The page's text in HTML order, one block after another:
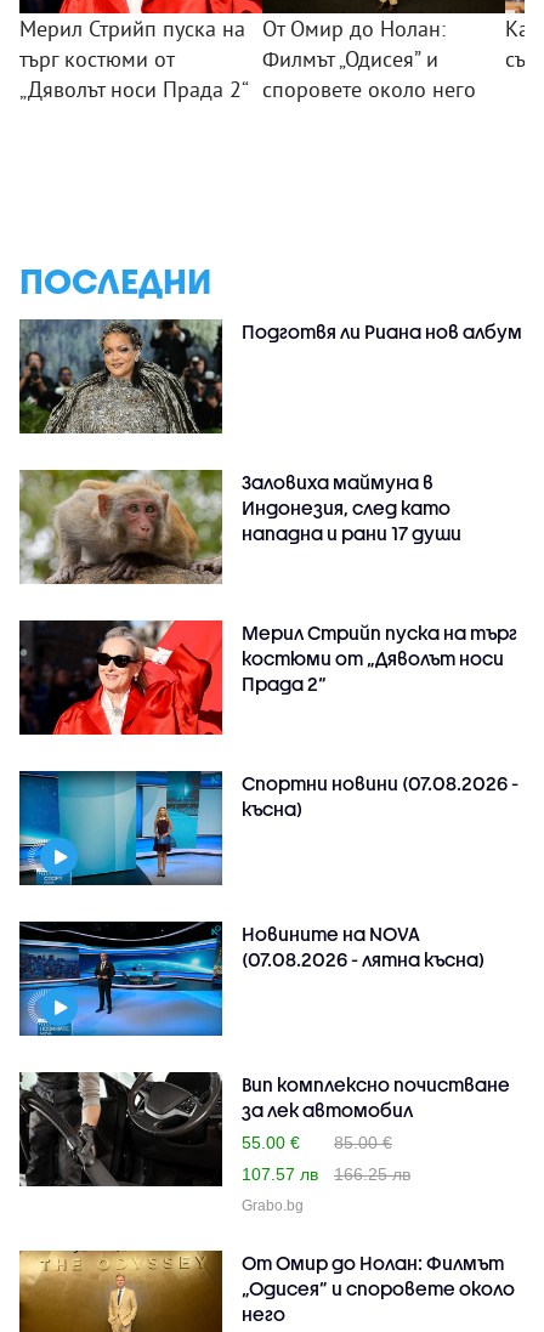
Мерил Стрийп пуска на
търг костюми от
„Дяволът носи Прада 2“
От Омир до Нолан:
Филмът „Одисея” и
споровете около него
ПОСЛЕДНИ
Подготвя ли Риана нов албум
Заловиха маймуна в
Индонезия, след като
нападна и рани 17 души
Мерил Стрийп пуска на търг
костюми от „Дяволът носи
Прада 2“
Спортни новини (07.08.2026 -
късна)
Новините на NOVA
(07.08.2026 - лятна късна)
Вип комплексно почистване
за лек автомобил
55.00 €
85.00 €
107.57 лв
166.25 лв
Grabo.bg
От Омир до Нолан: Филмът
„Одисея” и споровете около
него